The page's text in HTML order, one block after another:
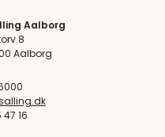
Aalborg
8
Aalborg
16